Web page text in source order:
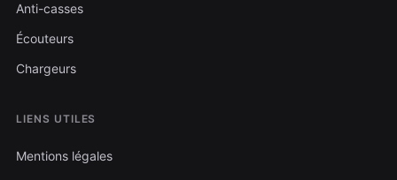
Anti-casses
Écouteurs
Chargeurs
LIENS UTILES
Mentions légales